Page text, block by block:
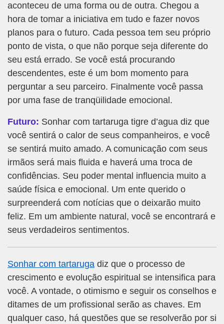
aconteceu de uma forma ou de outra. Chegou a
hora de tomar a iniciativa em tudo e fazer novos
planos para o futuro. Cada pessoa tem seu próprio
ponto de vista, o que não porque seja diferente do
seu está errado. Se você está procurando
descendentes, este é um bom momento para
perguntar a seu parceiro. Finalmente você passa
por uma fase de tranqüilidade emocional.
Futuro: Sonhar com tartaruga tigre d’agua diz que
você sentirá o calor de seus companheiros, e você
se sentirá muito amado. A comunicação com seus
irmãos será mais fluida e haverá uma troca de
confidências. Seu poder mental influencia muito a
saúde física e emocional. Um ente querido o
surpreenderá com notícias que o deixarão muito
feliz. Em um ambiente natural, você se encontrará e
seus verdadeiros sentimentos.
Sonhar com tartaruga diz que o processo de
crescimento e evolução espiritual se intensifica para
você. A vontade, o otimismo e seguir os conselhos e
ditames de um profissional serão as chaves. Em
qualquer caso, há questões que se resolverão por si